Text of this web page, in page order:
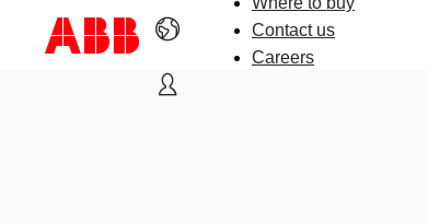
Contact us
Careers